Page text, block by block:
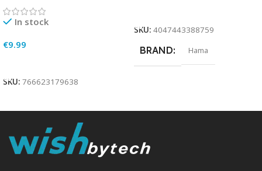
In stock
€9.99
SKU: 766623179638
SKU: 4047443388759
BRAND Hama